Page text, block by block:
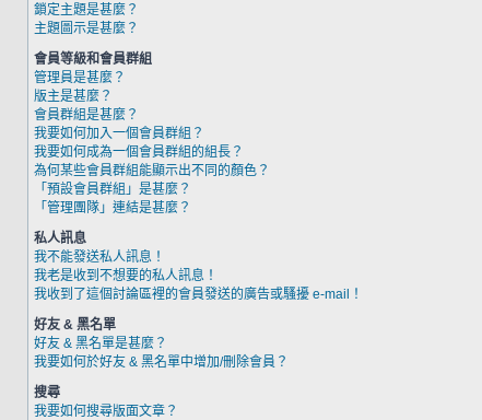
鎖定主題是甚麼？
主題圖示是甚麼？
會員等級和會員群組
管理員是甚麼？
版主是甚麼？
會員群組是甚麼？
我要如何加入一個會員群組？
我要如何成為一個會員群組的組長？
為何某些會員群組能顯示出不同的顏色？
「預設會員群組」是甚麼？
「管理團隊」連結是甚麼？
私人訊息
我不能發送私人訊息！
我老是收到不想要的私人訊息！
我收到了這個討論區裡的會員發送的廣告或騷擾 e-mail！
好友 & 黑名單
好友 & 黑名單是甚麼？
我要如何於好友 & 黑名單中增加/刪除會員？
搜尋
我要如何搜尋版面文章？